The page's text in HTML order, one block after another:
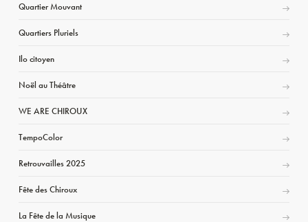
Quartier Mouvant
Quartiers Pluriels
Ilo citoyen
Noël au Théâtre
WE ARE CHIROUX
TempoColor
Retrouvailles 2025
Fête des Chiroux
La Fête de la Musique